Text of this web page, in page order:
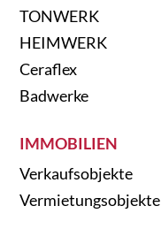
TONWERK
HEIMWERK
Ceraflex
Badwerke
IMMOBILIEN
Verkaufsobjekte
Vermietungsobjekte